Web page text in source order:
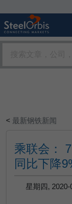
< 最新钢铁新闻
乘联会：
同比下降
星期四,